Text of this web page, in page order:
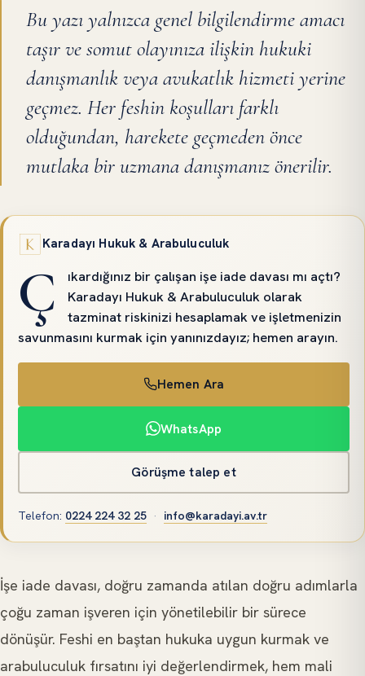
Bu yazı yalnızca genel bilgilendirme amacı
taşır ve somut olayınıza ilişkin hukuki
danışmanlık veya avukatlık hizmeti yerine
geçmez. Her feshin koşulları farklı
olduğundan, harekete geçmeden önce
mutlaka bir uzmana danışmanız önerilir.
Karadayı Hukuk & Arabuluculuk
Ç
ıkardığınız bir çalışan işe iade davası mı açtı?
Karadayı Hukuk & Arabuluculuk olarak
tazminat riskinizi hesaplamak ve işletmenizin
savunmasını kurmak için yanınızdayız; hemen arayın.
Hemen Ara
WhatsApp
Görüşme talep et
Telefon: 0224 224 32 25 · info@karadayi.av.tr
İşe iade davası, doğru zamanda atılan doğru adımlarla
çoğu zaman işveren için yönetilebilir bir sürece
dönüşür. Feshi en baştan hukuka uygun kurmak ve
arabuluculuk fırsatını iyi değerlendirmek, hem mali